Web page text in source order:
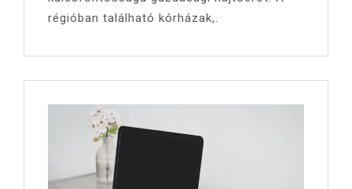
régióban található kórházak,.